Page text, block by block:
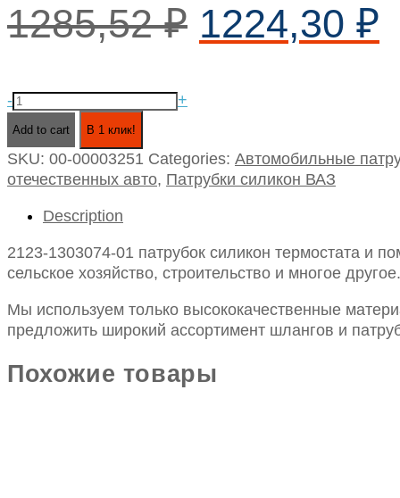
1285,52₽ 1224,30 ₽
2123-
патрубок
силикон
помпы
ваз-2123
quantity
- +
Add to cart В 1 клик!
SKU: 00-00003251 Categories: Автомобильные
отечественных авто, Патрубки силикон ВАЗ
Description
2123-1303074-01 патрубок силикон термостата и
сельское хозяйство, строительство и многое
Мы используем только высококачественные
предложить широкий ассортимент шлангов и
Похожие товары